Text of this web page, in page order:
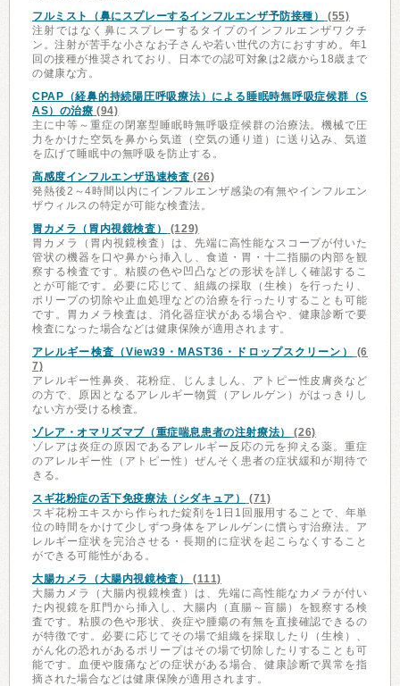
フルミスト（鼻にスプレーするインフルエンザ予防接種）
(55)
注射ではなく鼻にスプレーするタイプのインフルエンザワクチ
ン。注射が苦手な小さなお子さんや若い世代の方におすすめ。年1
回の接種が推奨されており、日本での認可対象は2歳から18歳まで
の健康な方。
CPAP（経鼻的持続陽圧呼吸療法）による睡眠時無呼吸症候群（S
AS）の治療 (94)
主に中等～重症の閉塞型睡眠時無呼吸症候群の治療法。機械で圧
力をかけた空気を鼻から気道（空気の通り道）に送り込み、気道
を広げて睡眠中の無呼吸を防止する。
高感度インフルエンザ迅速検査 (26)
発熱後2～4時間以内にインフルエンザ感染の有無やインフルエン
ザウィルスの特定が可能な検査法。
胃カメラ（胃内視鏡検査）
(129)
胃カメラ（胃内視鏡検査）は、先端に高性能なスコープが付いた
管状の機器を口や鼻から挿入し、食道・胃・十二指腸の内部を観
察する検査です。粘膜の色や凹凸などの形状を詳しく確認するこ
とが可能です。必要に応じて、組織の採取（生検）を行ったり、
ポリープの切除や止血処理などの治療を行ったりすることも可能
です。胃カメラ検査は、消化器症状がある場合や、健康診断で要
検査になった場合などは健康保険が適用されます。
アレルギー検査（View39・MAST36・ドロップスクリーン）
(6
7)
アレルギー性鼻炎、花粉症、じんましん、アトピー性皮膚炎など
の方で、原因となるアレルギー物質（アレルゲン）がはっきりし
ない方が受ける検査。
ゾレア・オマリズマブ（重症喘息患者の注射療法）
(26)
ゾレアは炎症の原因であるアレルギー反応の元を抑える薬。重症
のアレルギー性（アトピー性）ぜんそく患者の症状緩和が期待で
きる。
スギ花粉症の舌下免疫療法（シダキュア）
(71)
スギ花粉エキスから作られた錠剤を1日1回服用することで、年単
位の時間をかけて少しずつ身体をアレルゲンに慣らす治療法。ア
レルギー症状を完治させる・長期的に症状を起こらなくすること
ができる可能性がある。
大腸カメラ（大腸内視鏡検査）
(111)
大腸カメラ（大腸内視鏡検査）は、先端に高性能なカメラが付い
た内視鏡を肛門から挿入し、大腸内（直腸～盲腸）を観察する検
査です。粘膜の色や形状、炎症や腫瘍の有無を直接確認できるの
が特徴です。必要に応じてその場で組織を採取したり（生検）、
がん化の恐れがあるポリープはその場で切除したりすることも可
能です。血便や腹痛などの症状がある場合、健康診断で異常を指
摘された場合などは健康保険が適用されます。